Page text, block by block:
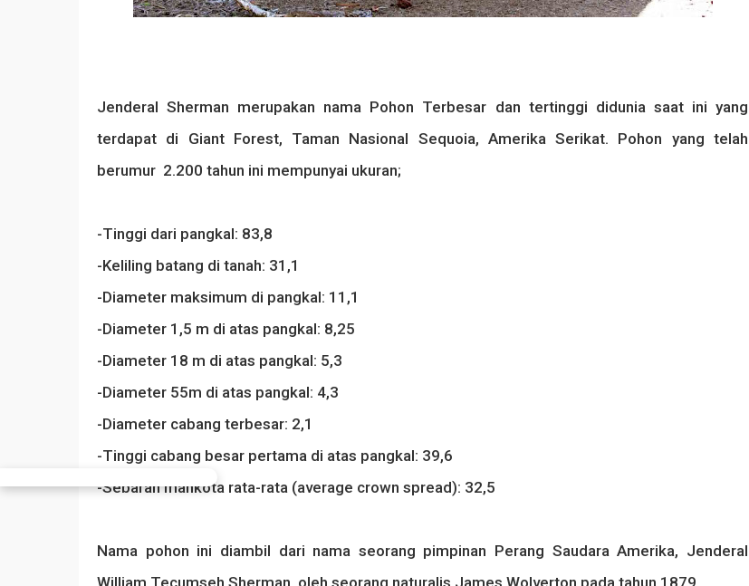
Jenderal Sherman merupakan nama Pohon Terbesar dan tertinggi didunia saat ini yang
terdapat di Giant Forest, Taman Nasional Sequoia, Amerika Serikat. Pohon yang telah
berumur 2.200 tahun ini mempunyai ukuran;
-Tinggi dari pangkal: 83,8
-Keliling batang di tanah: 31,1
-Diameter maksimum di pangkal: 11,1
-Diameter 1,5 m di atas pangkal: 8,25
-Diameter 18 m di atas pangkal: 5,3
-Diameter 55m di atas pangkal: 4,3
-Diameter cabang terbesar: 2,1
-Tinggi cabang besar pertama di atas pangkal: 39,6
-Sebaran mahkota rata-rata (average crown spread): 32,5
Nama pohon ini diambil dari nama seorang pimpinan Perang Saudara Amerika, Jenderal
William Tecumseh Sherman, oleh seorang naturalis James Wolverton pada tahun 1879.